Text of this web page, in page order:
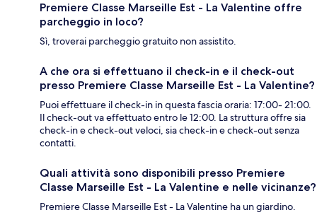
Premiere Classe Marseille Est - La Valentine offre
parcheggio in loco?
Sì, troverai parcheggio gratuito non assistito.
A che ora si effettuano il check-in e il check-out
presso Premiere Classe Marseille Est - La Valentine?
Puoi effettuare il check-in in questa fascia oraria: 17:00- 21:00.
Il check-out va effettuato entro le 12:00. La struttura offre sia
check-in e check-out veloci, sia check-in e check-out senza
contatti.
Quali attività sono disponibili presso Premiere
Classe Marseille Est - La Valentine e nelle vicinanze?
Premiere Classe Marseille Est - La Valentine ha un giardino.